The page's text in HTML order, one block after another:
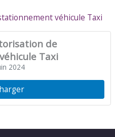
véhicule Taxi
de
Taxi
2024